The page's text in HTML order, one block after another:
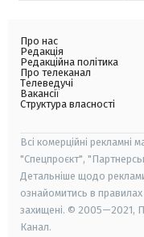
Про нас
Редакція
Редакційна політика
Про телеканал
Телеведучі
Вакансії
Структура власності
Всі комерційні рекламні
"Спецпроєкт",
Детальніше щодо
ознайомитись в
захищені. © 2005—2021,
Канал.